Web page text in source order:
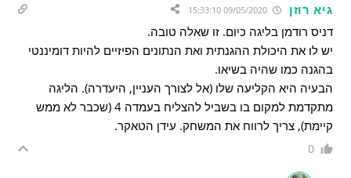
גיא רוזן 09/05/2020 15:33:10
דניס רודמן בליגה כיום. זו שאלה טובה.
יש לו את היכולת ההגנתית ואת הנתונים הפיזיים להיות דומיננטי
בהגנה כמו שהיה בשיאו.
הבעיה היא הקליעה שלו (אל לצורך העניין, היעדרה). הליגה
מתקדמת למקום בו בשביל להצליח בעמדה 4 (שכבר לא ממש
קיימת), צריך לרווח את המשחק. עידן הטאקר.
0